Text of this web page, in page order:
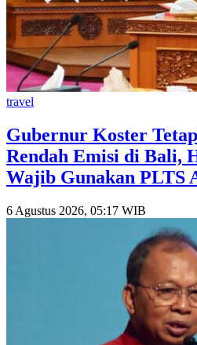
travel
Gubernur Koster
Rendah Emisi di Bali,
Wajib Gunakan PLTS
6 Agustus 2026, 05:17 WIB